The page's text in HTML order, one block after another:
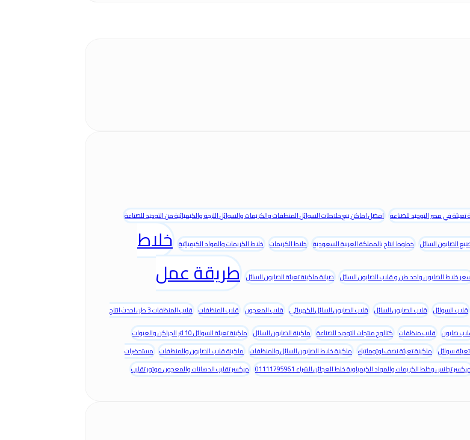
في مصر التوحيد للصناعة افضل اماكن بيع خلاطات السوائل المنظفات والكريمات والسوائل اللزجة والكيميائية من التوحيد للصناعة
الصابون السائل خطوط انتاج بالمملكة العربية السعودية خلاط الكريمات خلاط الكريمات والمواد الكيميائية خلاط
خلاط الصابون واحد طن و قلاب الصابون السائل صيانة ماكينة تعبئة الصابون السائل طريقة عمل
قلاب السوائل قلاب الصابون السائل قلاب الصابون السائل الكهربائي قلاب المعجون قلاب المنظفات
قلاب المنظفات 3 طن احدث انتاج
صابون قلاب منظفات كتالوج منتجات التوحيد للصناعة ماكينة الصابون السائل ماكينة تعبئة السوائل 10 لتر الجراكن والعبوات
سوائل ماكينة تعبئة نصف اوتوماتيك ماكينة خلاط الصابون السائل والمنظفات ماكينة قلاب الصابون والمنظفات مستحضرات
تجانس وخلط الكريمات والمواد الكيمياوية خلط العجائن الشراء 01111795961 ميكسر تقليب الدهانات والمعجون موتور تقليب